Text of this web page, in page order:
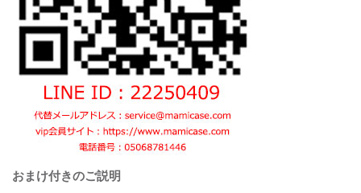
おまけ付きのご説明